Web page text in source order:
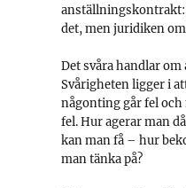
det, men juridiken
Det svåra handlar om
Svårigheten ligger i
någonting går fel
fel. Hur agerar man
kan man få – hur
man tänka på?